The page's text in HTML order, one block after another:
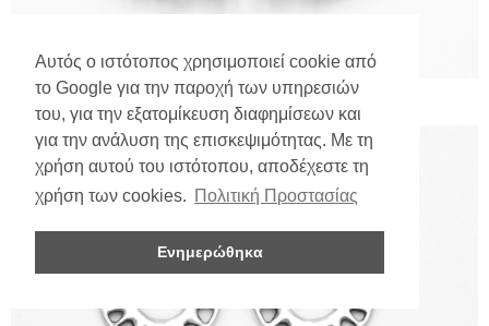
Αυτός ο ιστότοπος χρησιμοποιεί cookie από
το Google για την παροχή των υπηρεσιών
του, για την εξατομίκευση διαφημίσεων και
για την ανάλυση της επισκεψιμότητας. Με τη
χρήση αυτού του ιστότοπου, αποδέχεστε τη
χρήση των cookies. Πολιτική Προστασίας
Ενημερώθηκα